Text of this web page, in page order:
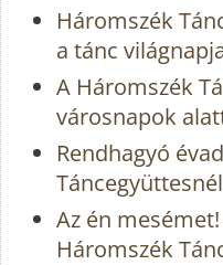
Háromszék
a tánc
A Háromszék
városnapok
Rendhagyó
Táncegyüttesnél
Az én
Háromszék